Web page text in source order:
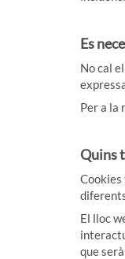
Es
No cal
Per a la
Quins
Cookies
El lloc
que